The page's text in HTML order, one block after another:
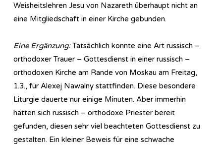
Weisheitslehren Jesu von Nazareth überhaupt nicht an
eine Mitgliedschaft in einer Kirche gebunden.
Eine Ergänzung:Tatsächlich konnte eine Art russisch –
orthodoxer Trauer – Gottesdienst in einer russisch –
orthodoxen Kirche am Rande von Moskau am Freitag,
1.3., für Alexej Nawalny stattfinden. Diese besondere
Liturgie dauerte nur einige Minuten. Aber immerhin
hatten sich russisch – orthodoxe Priester bereit
gefunden, diesen sehr viel beachteten Gottesdienst zu
gestalten. Ein kleiner Beweis für eine schwache